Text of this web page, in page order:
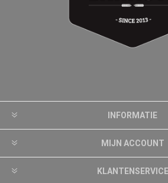
INFORMATIE
MIJN ACCOUNT
KLANTENSERVICE